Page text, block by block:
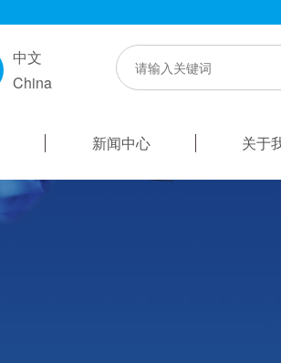
中文
China
新闻中心 关于